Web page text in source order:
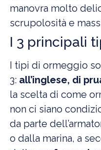
manovra molto
scrupolosità e
I 3 principali
I tipi di ormeggio
3: all’inglese, di
la scelta di come
non ci siano
da parte
o dalla marina, a